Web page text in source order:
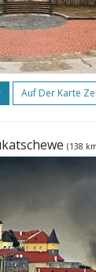
Auf Der Karte
(138